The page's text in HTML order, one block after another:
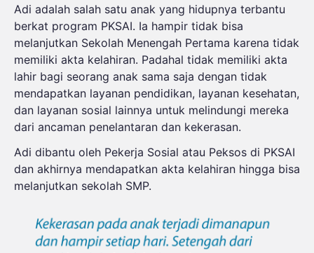
Adi adalah salah satu anak yang hidupnya terbantu
berkat program PKSAI. Ia hampir tidak bisa
melanjutkan Sekolah Menengah Pertama karena tidak
memiliki akta kelahiran. Padahal tidak memiliki akta
lahir bagi seorang anak sama saja dengan tidak
mendapatkan layanan pendidikan, layanan kesehatan,
dan layanan sosial lainnya untuk melindungi mereka
dari ancaman penelantaran dan kekerasan.
Adi dibantu oleh Pekerja Sosial atau Peksos di PKSAI
dan akhirnya mendapatkan akta kelahiran hingga bisa
melanjutkan sekolah SMP.